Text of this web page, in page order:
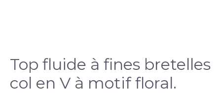
Top fluide à fines bretelles
col en V à motif floral.